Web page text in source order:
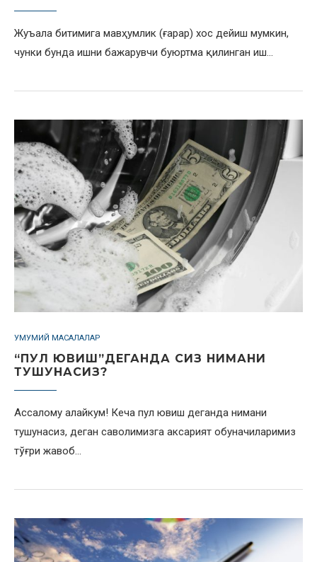
Жуъала битимига мавҳумлик (ғарар) хос дейиш мумкин,
чунки бунда ишни бажарувчи буюртма қилинган иш…
УМУМИЙ МАСАЛАЛАР
“ПУЛ ЮВИШ”ДЕГАНДА СИЗ НИМАНИ
ТУШУНАСИЗ?
Ассалому алайкум! Кеча пул ювиш деганда нимани
тушунасиз, деган саволимизга аксарият обуначиларимиз
тўғри жавоб…